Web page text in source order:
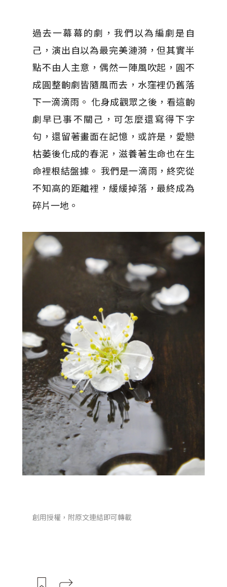
過去一幕幕的劇，我們以為編劇是自
己，演出自以為最完美漣漪，但其實半
點不由人主意，偶然一陣風吹起，圓不
成圓整齣劇皆隨風而去，水窪裡仍舊落
下一滴滴雨。 化身成觀眾之後，看這齣
劇早已事不關己，可怎麼還寫得下字
句，還留著畫面在記憶，或許是，愛戀
枯萎後化成的春泥，滋養著生命也在生
命裡根結盤據。 我們是一滴雨，終究從
不知高的距離裡，緩緩掉落，最終成為
碎片一地。
創用授權，附原文連結即可轉載